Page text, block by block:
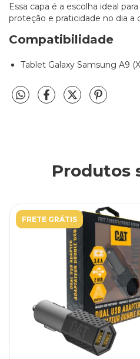
Essa capa é a escolha ideal
proteção e praticidade no dia a
Compatibilidade
Tablet Galaxy Samsung A9
Produtos
FRETE GRÁTIS